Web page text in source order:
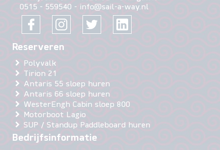
0515 - 559540 - info@sail-a-way.nl
Polyvalk
Tirion 21
Antaris 55 sloep huren
Antaris 66 sloep huren
WesterEngh Cabin sloep 800
Motorboot Lagio
SUP / Standup Paddleboard huren